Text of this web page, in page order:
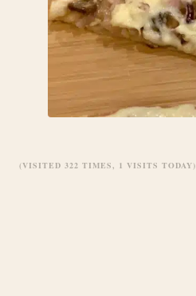
(VISITED 322 TIMES, 1 VISITS TODAY)